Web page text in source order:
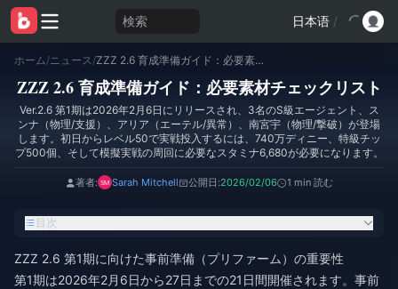
検索 日本语 /
ホーム/ニュース / ZZZ 2.6 育成準備ガイド：必要素材チェックリスト
ZZZ 2.6 育成準備ガイド：必要素材チェックリスト
Ver.2.6 第1期は2026年2月6日にリリースされ、3名のS級エージェント、ス
ンナ（物理/支援）、アリア（エーテル/異常）、南宮宇（物理/撃破）が登場
します。初日からレベル50で実戦投入するには、740万ディニー、特級チッ
プ500個、そして模擬実戦の周回に必要なスタミナ6,680が必要になります。
著者: Sarah Mitchell 公開日:2026/02/06 1 min 読む
目次
ZZZ 2.6 第1期に向けた事前準備（プリファーム）の重要性
第1期は2026年2月6日から27日までの21日間開催されます。事前